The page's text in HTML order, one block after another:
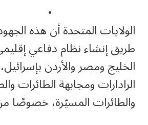
•
الولايات المتحدة أن هذه
طريق إنشاء نظام دفاعي
الخليج ومصر والأردن
الرادارات ومجابهة الطائرات
والطائرات المسيّرة، خصوصًا